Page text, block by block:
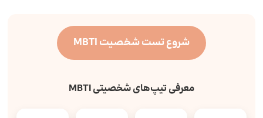
شروع تست شخصیت MBTI
معرفی تیپ‌های شخصیتی MBTI